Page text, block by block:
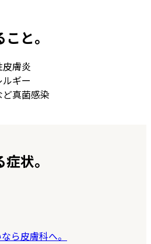
と。
膚炎
ギー
真菌感染
状。
ら皮膚科へ。